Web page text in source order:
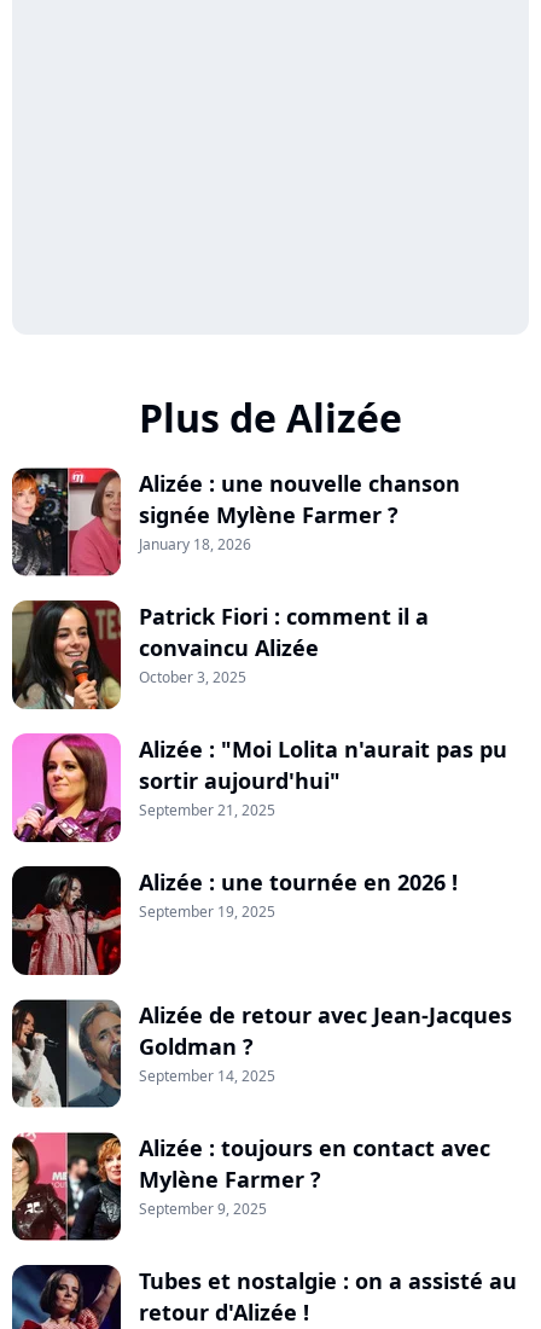
Plus de Alizée
Alizée : une nouvelle chanson
signée Mylène Farmer ?
January 18, 2026
Patrick Fiori : comment il a
convaincu Alizée
October 3, 2025
Alizée : "Moi Lolita n'aurait pas pu
sortir aujourd'hui"
September 21, 2025
Alizée : une tournée en 2026 !
September 19, 2025
Alizée de retour avec Jean-Jacques
Goldman ?
September 14, 2025
Alizée : toujours en contact avec
Mylène Farmer ?
September 9, 2025
Tubes et nostalgie : on a assisté au
retour d'Alizée !